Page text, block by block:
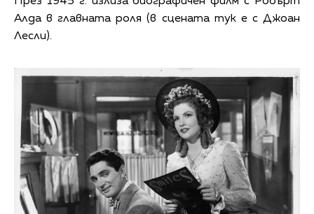
Алда в главната роля (в сцената тук е с Джоан
Лесли).